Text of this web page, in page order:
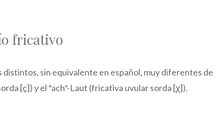
fricativo
distintos, sin equivalente en español, muy diferentes de
[ç]) y el *ach*-Laut (fricativa uvular sorda [χ]).